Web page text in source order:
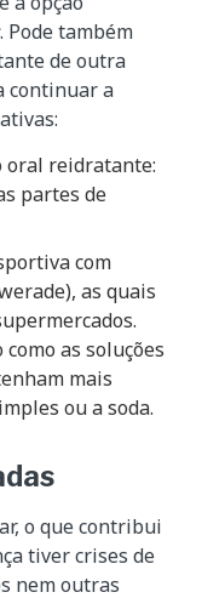
. Pode também
de outra
continuar a
oral reidratante:
partes de
com
as quais
as soluções
mais
ou a soda.
o que contribui
tiver crises de
nem outras